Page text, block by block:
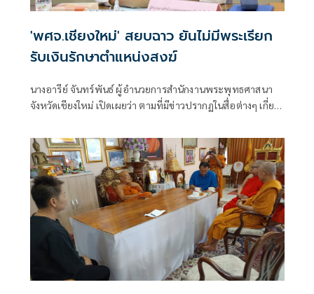
'พศจ.เชียงใหม่' สยบฉาว ยันไม่มีพระเรียก
รับเงินรักษาตำแหน่งสงฆ์
นางอารีย์ จันทร์พันธ์ ผู้อำนวยการสำนักงานพระพุทธศาสนา
จังหวัดเชียงใหม่ เปิดเผยว่า ตามที่มีข่าวปรากฏในสื่อต่างๆ เกี่ยว
ตำแหน่งสำคัญทางสงฆ์